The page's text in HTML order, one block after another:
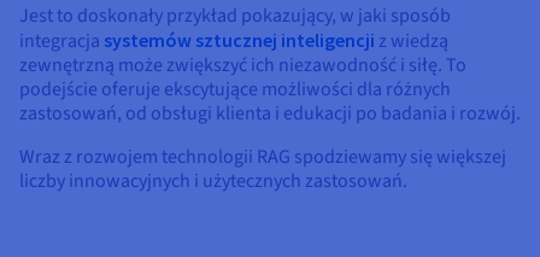
Jest to doskonały przykład pokazujący, w jaki sposób
integracja systemów sztucznej inteligencji z wiedzą
zewnętrzną może zwiększyć ich niezawodność i siłę. To
podejście oferuje ekscytujące możliwości dla różnych
zastosowań, od obsługi klienta i edukacji po badania i rozwój.
Wraz z rozwojem technologii RAG spodziewamy się większej
liczby innowacyjnych i użytecznych zastosowań.